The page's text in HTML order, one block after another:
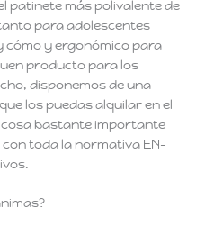
patinete más polivalente de
para adolescentes
cómo y ergonómico para
producto para los
disponemos de una
los puedas alquilar en el
cosa bastante importante
toda la normativa EN-